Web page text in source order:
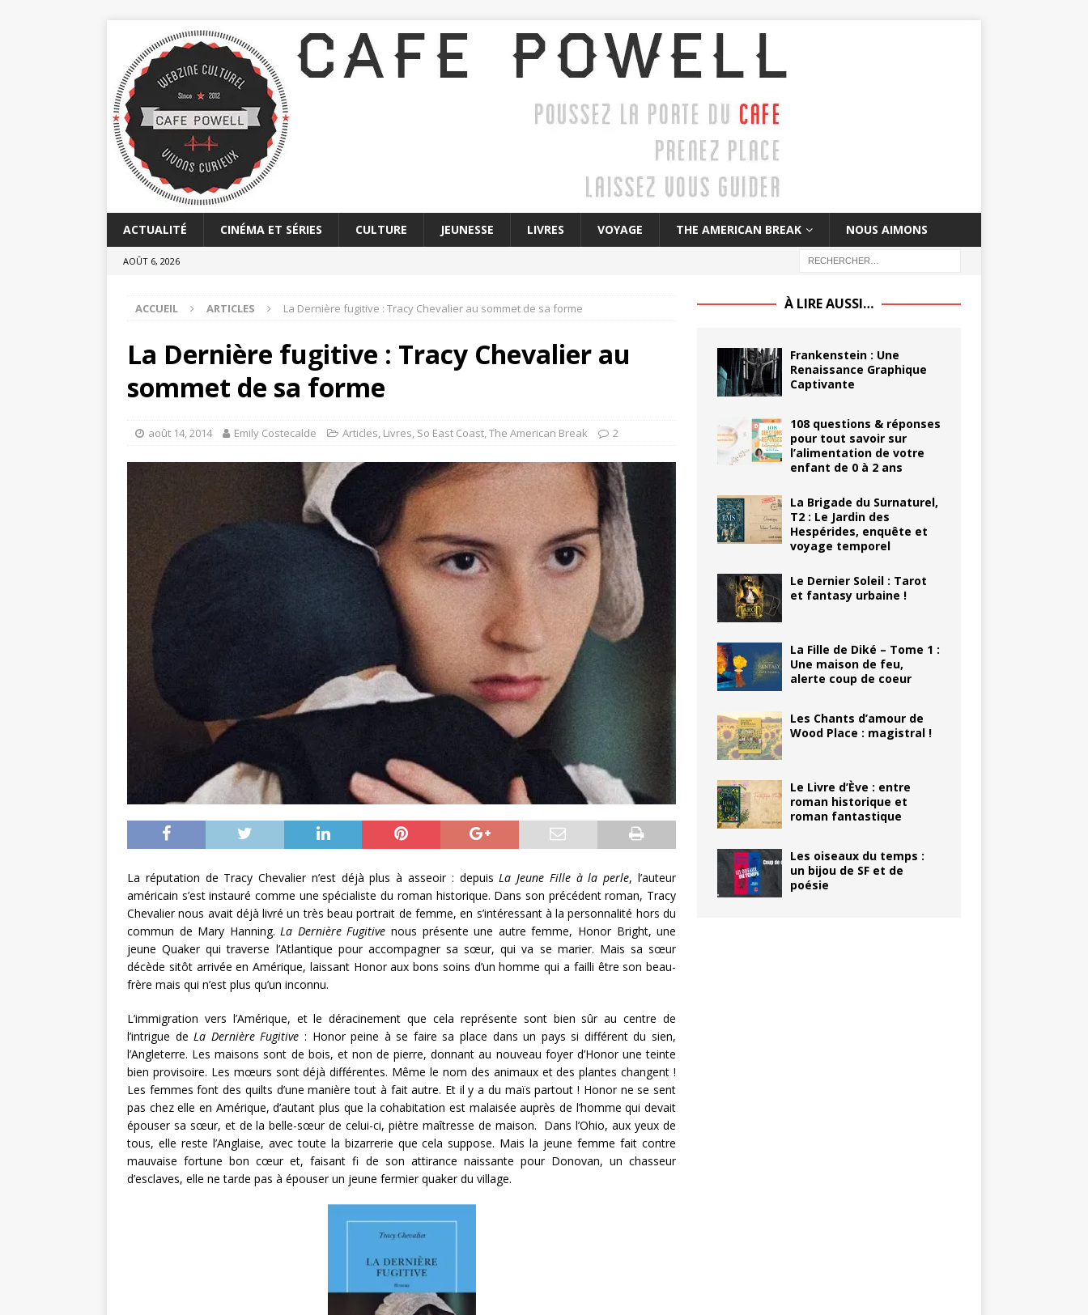
ACTUALITÉ CINÉMA ET SÉRIES CULTURE JEUNESSE LIVRES VOYAGE THE AMERICAN BREAK NOUS AIMONS
AOÛT 6, 2026
ACCUEIL ARTICLES La Dernière fugitive : Tracy Chevalier au sommet de sa forme
La Dernière fugitive : Tracy Chevalier au
sommet de sa forme
août 14, 2014 Emily Costecalde Articles, Livres, So East Coast,The American Break 2
La réputation de Tracy Chevalier n’est déjà plus à asseoir : depuisLa Jeune Fille à la perle, l’auteur
américain s’est instauré comme une spécialiste du roman historique. Dans son précédent roman, Tracy
Chevalier nous avait déjà livré un très beau portrait de femme, en s’intéressant à la personnalité hors du
commun de Mary Hanning.La Dernière Fugitivenous présente une autre femme, Honor Bright, une
jeune Quaker qui traverse l’Atlantique pour accompagner sa sœur, qui va se marier. Mais sa sœur
décède sitôt arrivée en Amérique, laissant Honor aux bons soins d’un homme qui a failli être son beau-
frère mais qui n’est plus qu’un inconnu.
L’immigration vers l’Amérique, et le déracinement que cela représente sont bien sûr au centre de
l’intrigue deLa Dernière Fugitive : Honor peine à se faire sa place dans un pays si différent du sien,
l’Angleterre. Les maisons sont de bois, et non de pierre, donnant au nouveau foyer d’Honor une teinte
bien provisoire. Les mœurs sont déjà différentes. Même le nom des animaux et des plantes changent !
Les femmes font des quilts d’une manière tout à fait autre. Et il y a du maïs partout ! Honor ne se sent
pas chez elle en Amérique, d’autant plus que la cohabitation est malaisée auprès de l’homme qui devait
épouser sa sœur, et de la belle-sœur de celui-ci, piètre maîtresse de maison. Dans l’Ohio, aux yeux de
tous, elle reste l’Anglaise, avec toute la bizarrerie que cela suppose. Mais la jeune femme fait contre
mauvaise fortune bon cœur et, faisant fi de son attirance naissante pour Donovan, un chasseur
d’esclaves, elle ne tarde pas à épouser un jeune fermier quaker du village.
À LIRE AUSSI…
Frankenstein : Une
Renaissance Graphique
Captivante
108 questions & réponses
pour tout savoir sur
l’alimentation de votre
enfant de 0 à 2 ans
La Brigade du Surnaturel,
T2 : Le Jardin des
Hespérides, enquête et
voyage temporel
Le Dernier Soleil : Tarot
et fantasy urbaine !
La Fille de Diké – Tome 1 :
Une maison de feu,
alerte coup de coeur
Les Chants d’amour de
Wood Place : magistral !
Le Livre d’Ève : entre
roman historique et
roman fantastique
Les oiseaux du temps :
un bijou de SF et de
poésie